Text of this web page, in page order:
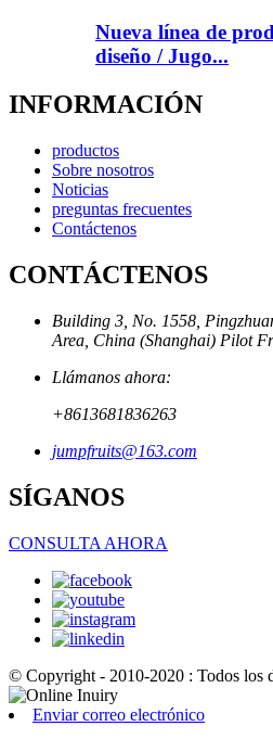
Nueva línea de
diseño / Jugo...
INFORMACIÓN
productos
Sobre nosotros
Noticias
preguntas frecuentes
Contáctenos
CONTÁCTENOS
Building 3, No. 1558,
Area, China (Shanghai) Pilot
Llámanos ahora:
+8613681836263
jumpfruits@163.com
SÍGANOS
CONSULTA AHORA
© Copyright - 2010-2020 : Todos los
Enviar correo electrónico